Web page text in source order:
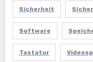
Sicherheit
Software
Tastatur